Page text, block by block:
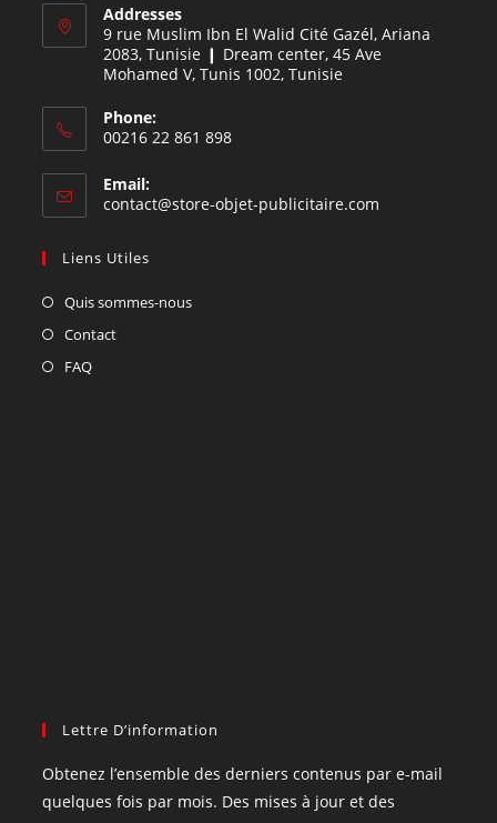
Addresses
9 rue Muslim Ibn El Walid Cité Gazél, Ariana
2083, Tunisie ❙ Dream center, 45 Ave
Mohamed V, Tunis 1002, Tunisie
Phone:
00216 22 861 898
Email:
contact@store-objet-publicitaire.com
Liens Utiles
Quis sommes-nous
Contact
FAQ
Lettre D’information
Obtenez l’ensemble des derniers contenus par e-mail
quelques fois par mois. Des mises à jour et des